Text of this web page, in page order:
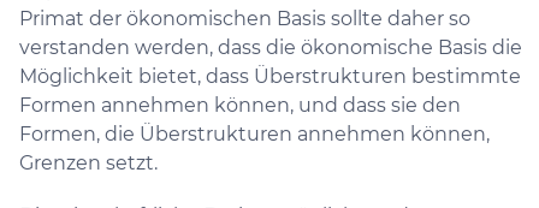
Primat der ökonomischen Basis sollte daher so
verstanden werden, dass die ökonomische Basis die
Möglichkeit bietet, dass Überstrukturen bestimmte
Formen annehmen können, und dass sie den
Formen, die Überstrukturen annehmen können,
Grenzen setzt.